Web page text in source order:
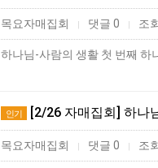
목요자매집회 댓글 0 조
하나님-사람의 생활 첫 번째
인기 [2/26 자매집회] 하나
목요자매집회 | 댓글 0 | 조